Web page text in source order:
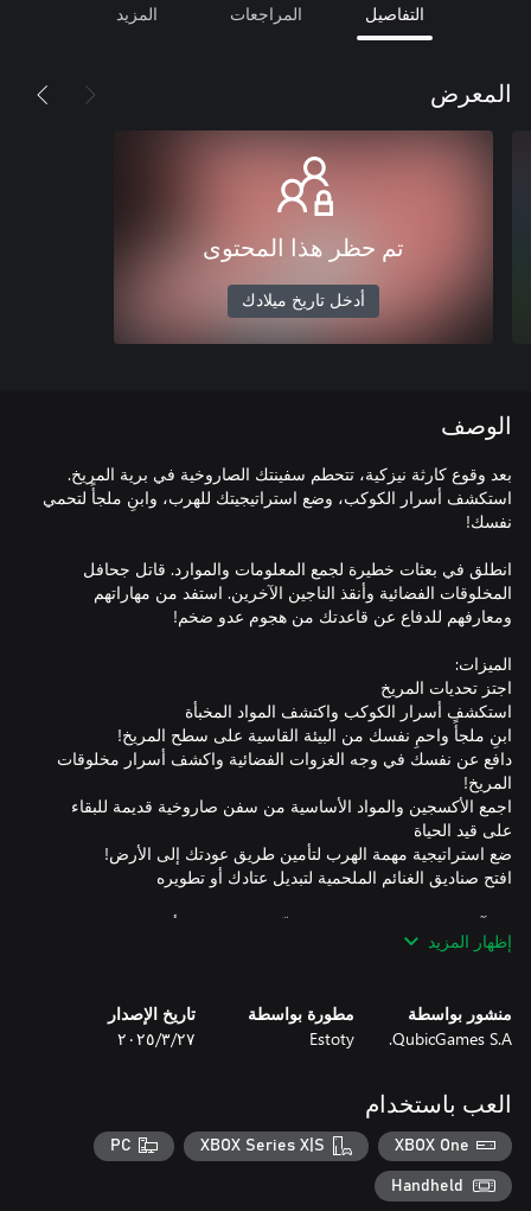
التفاصيل المراجعات المزيد
المعرض
تم حظر هذا المحتوى
أدخل تاريخ ميلادك
الوصف
بعد وقوع كارثة نيزكية، تتحطم سفينتك الصاروخية في برية المريخ.
استكشف أسرار الكوكب، وضع استراتيجيتك للهرب، وابنِ ملجأً لتحمي
انطلق في بعثات خطيرة لجمع المعلومات والموارد. قاتل جحافل
المخلوقات الفضائية وأنقذ الناجين الآخرين. استفد من مهاراتهم
دافع عن نفسك في وجه الغزوات الفضائية واكشف أسرار مخلوقات
اجمع الأكسجين والمواد الأساسية من سفن صاروخية قديمة للبقاء
كن آخر من يصمد على المريخ، تنقّل عبر البرية، وأثبت مهاراتك في
النجاة!
إظهار المزيد
منشور بواسطة
QubicGames S.A.
مطورة بواسطة
Estoty
تاريخ الإصدار
٢٧‏/٣‏/٢٠٢٥
العب باستخدام
XBOX One
XBOX Series X|S
PC
Handheld